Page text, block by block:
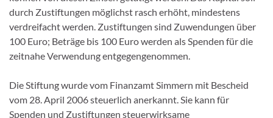
durch Zustiftungen möglichst rasch erhöht, mindestens
verdreifacht werden. Zustiftungen sind Zuwendungen über
100 Euro; Beträge bis 100 Euro werden als Spenden für die
zeitnahe Verwendung entgegengenommen.
Die Stiftung wurde vom Finanzamt Simmern mit Bescheid
vom 28. April 2006 steuerlich anerkannt. Sie kann für
Spenden und Zustiftungen steuerwirksame